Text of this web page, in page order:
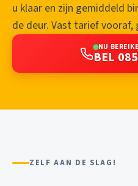
u klaar en zijn gemiddeld
de deur. Vast tarief
NU
BEL
ZELF AAN DE SLAG!